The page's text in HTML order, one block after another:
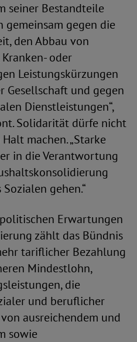
seiner Bestandteile
gemeinsam gegen die
den Abbau von
oder
Leistungskürzungen
Gesellschaft und gegen
Dienstleistungen“,
Solidarität dürfe nicht
machen. „Starke
in die Verantwortung
gehen.“
Erwartungen
zählt das Bündnis
tariflicher Bezahlung
Mindestlohn,
die
und beruflicher
ausreichendem und
sowie